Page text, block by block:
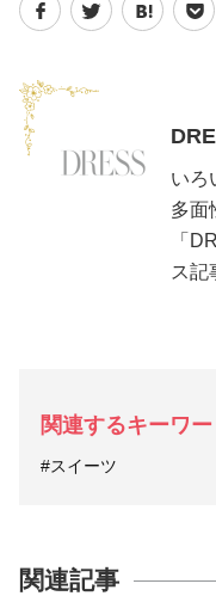
いろ
多面
「
ス記
関連するキーワー
#スイーツ
関連記事